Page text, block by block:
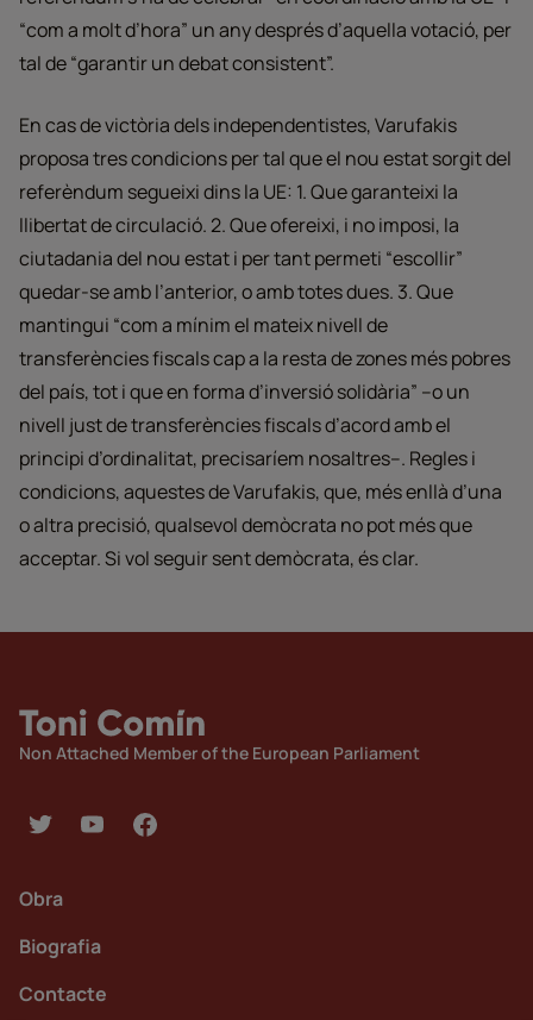
“com a molt d’hora” un any després d’aquella votació, per
tal de “garantir un debat consistent”.
En cas de victòria dels independentistes, Varufakis
proposa tres condicions per tal que el nou estat sorgit del
referèndum segueixi dins la UE: 1. Que garanteixi la
llibertat de circulació. 2. Que ofereixi, i no imposi, la
ciutadania del nou estat i per tant permeti “escollir”
quedar-se amb l’anterior, o amb totes dues. 3. Que
mantingui “com a mínim el mateix nivell de
transferències fiscals cap a la resta de zones més pobres
del país, tot i que en forma d’inversió solidària” –o un
nivell just de transferències fiscals d’acord amb el
principi d’ordinalitat, precisaríem nosaltres–. Regles i
condicions, aquestes de Varufakis, que, més enllà d’una
o altra precisió, qualsevol demòcrata no pot més que
acceptar. Si vol seguir sent demòcrata, és clar.
Non Attached Member of the European Parliament
Obra
Biografia
Contacte